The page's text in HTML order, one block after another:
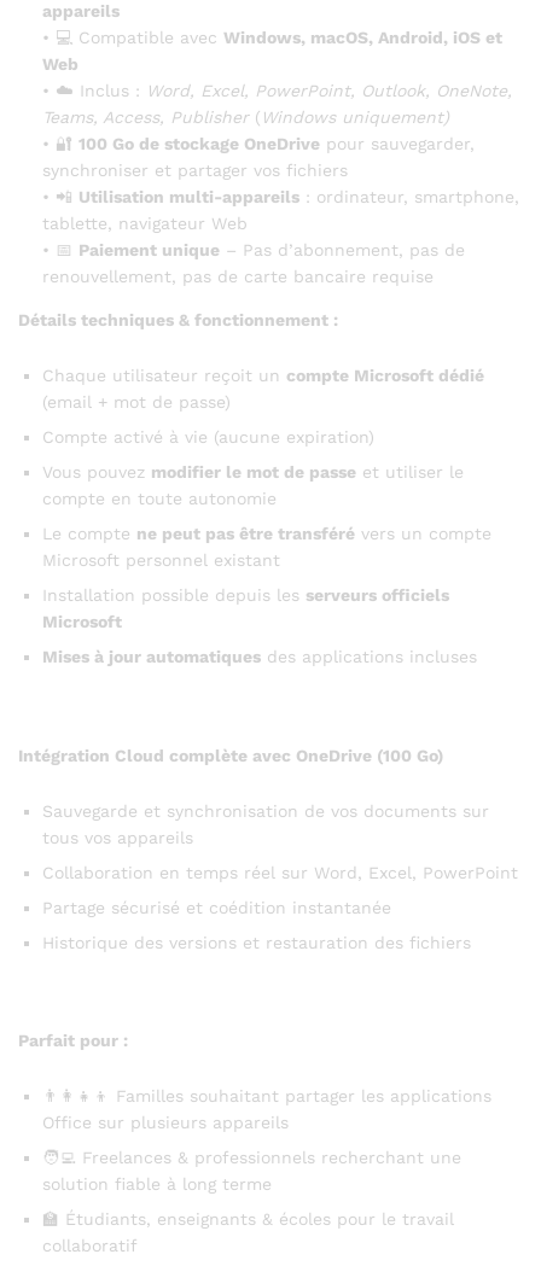
appareils
• 💻 Compatible avec Windows, macOS, Android, iOS et
Web
• ☁️ Inclus : Word, Excel, PowerPoint, Outlook, OneNote,
Teams, Access, Publisher( Windows uniquement)
• 🔐 100 Go de stockage OneDrive pour sauvegarder,
synchroniser et partager vos fichiers
• 📲 Utilisation multi-appareils : ordinateur, smartphone,
tablette, navigateur Web
• 📅 Paiement unique – Pas d’abonnement, pas de
renouvellement, pas de carte bancaire requise
Détails techniques & fonctionnement :
Chaque utilisateur reçoit un compte Microsoft dédié
(email + mot de passe)
Compte activé à vie (aucune expiration)
Vous pouvez modifier le mot de passe et utiliser le
compte en toute autonomie
Le compte ne peut pas être transféré vers un compte
Microsoft personnel existant
Installation possible depuis les serveurs officiels
Microsoft
Mises à jour automatiques des applications incluses
Intégration Cloud complète avec OneDrive (100 Go)
Sauvegarde et synchronisation de vos documents sur
tous vos appareils
Collaboration en temps réel sur Word, Excel, PowerPoint
Partage sécurisé et coédition instantanée
Historique des versions et restauration des fichiers
Parfait pour :
👨‍👩‍👧‍👦 Familles souhaitant partager les applications
Office sur plusieurs appareils
🧑‍💻 Freelances & professionnels recherchant une
solution fiable à long terme
🏫 Étudiants, enseignants & écoles pour le travail
collaboratif